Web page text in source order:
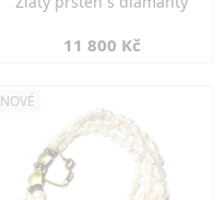
11 800 Kč
NOVÉ